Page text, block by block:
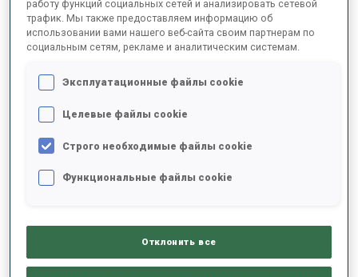
1 3 F. ANDERSEN
2 48 P. NAWRATH
3 75 D. SEROKHVOSTOV
MONTELLO
ITA
37:05.2
работу функций социальных сетей и анализировать сетевой
трафик. Мы также предоставляем информацию об
использовании вами нашего веб-сайта своим партнерам по
социальным сетям, рекламе и аналитическим системам.
Эксплуатационные файлы cookie
Целевые файлы cookie
Строго необходимые файлы cookie
Функциональные файлы cookie
Отклонить все